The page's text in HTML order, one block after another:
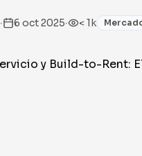
· 6 oct 2025· < 1k